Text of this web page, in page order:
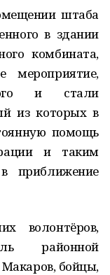
штаба
в здании
комбината,
мероприятие,
и стали
из которых в
помощь
и таким
приближение
волонтёров,
районной
бойцы,